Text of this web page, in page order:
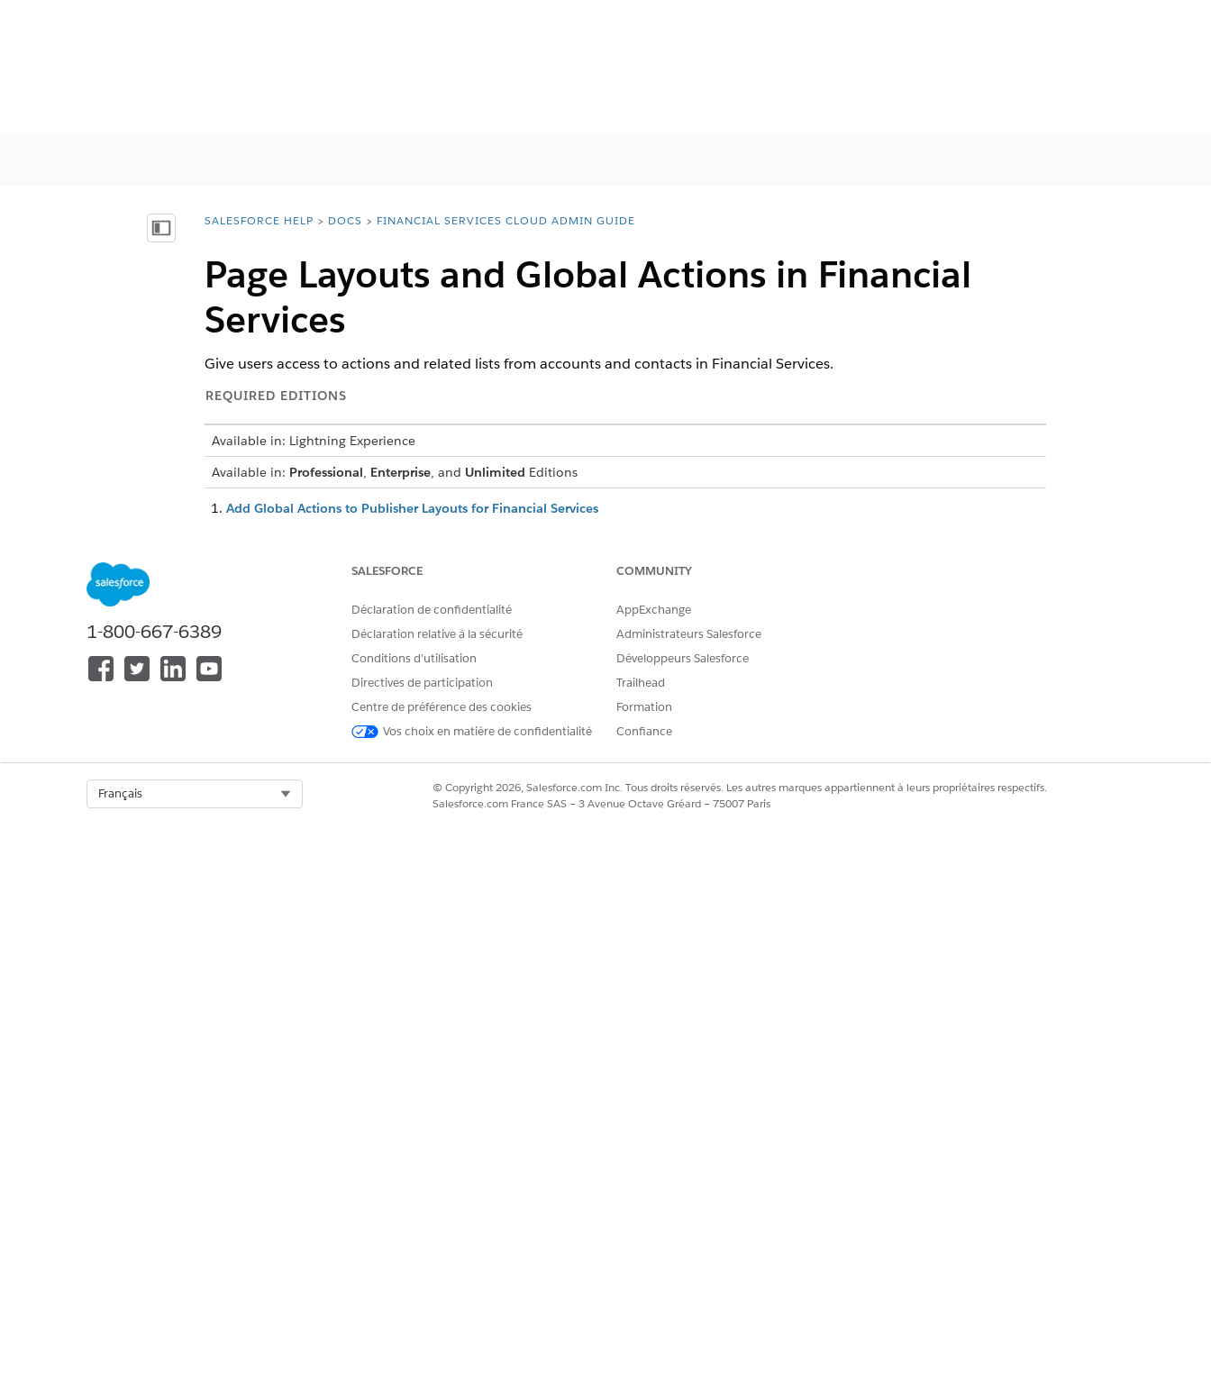
Afficher la table des matières
You are here:
SALESFORCE HELP DOCS FINANCIAL SERVICES CLOUD ADMIN GUIDE
Page Layouts and Global Actions in Financial
Services
Give users access to actions and related lists from accounts and contacts in Financial Services.
REQUIRED EDITIONS
Available in: Lightning Experience
Available in: Professional, Enterprise, and Unlimited Editions
Add Global Actions to Publisher Layouts for Financial Services
Give advisors, personal bankers, and relationship managers access to the fields in the account contact relationship layout to create and
CET ARTICLE A-T-IL RÉSOLU VOTRE PROBLÈME ?
Dites-nous ce que nous pouvons améliorer !
1-800-667-6389
SALESFORCE
Déclaration de confidentialité
Déclaration relative à la sécurité
Conditions d’utilisation
Directives de participation
Centre de préférence des cookies
Vos choix en matière de confidentialité
COMMUNITY
AppExchange
Administrateurs Salesforce
Développeurs Salesforce
Trailhead
Formation
Confiance
Français
© Copyright 2026, Salesforce.com Inc. Tous droits réservés. Les autres marques appartiennent à leurs propriétaires respectifs.
Salesforce.com France SAS – 3 Avenue Octave Gréard – 75007 Paris